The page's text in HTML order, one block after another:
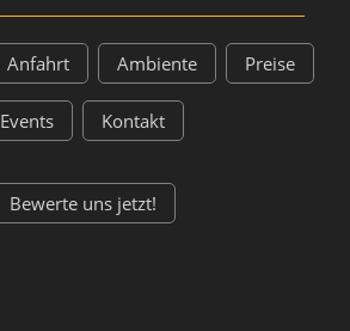
Anfahrt Ambiente Preise
Events Kontakt
Bewerte uns jetzt!